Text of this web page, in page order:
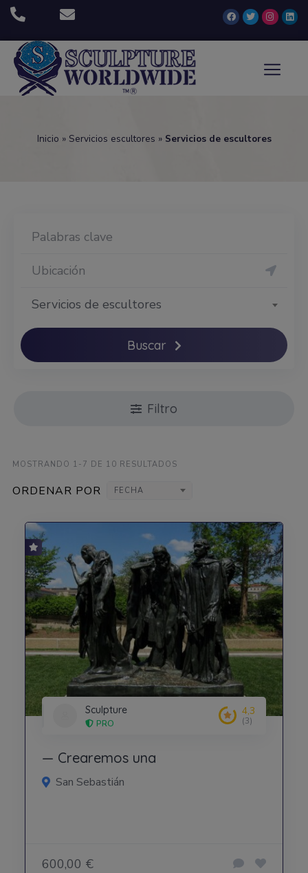
Inicio » Servicios escultores » Servicios de escultores
Servicios de escultores
Buscar
Filtro
MOSTRANDO 1-7 DE 10 RESULTADOS
ORDENAR POR FECHA
Sculpture
PRO
4,3
(3)
— Crearemos una
San Sebastián
600,00 €